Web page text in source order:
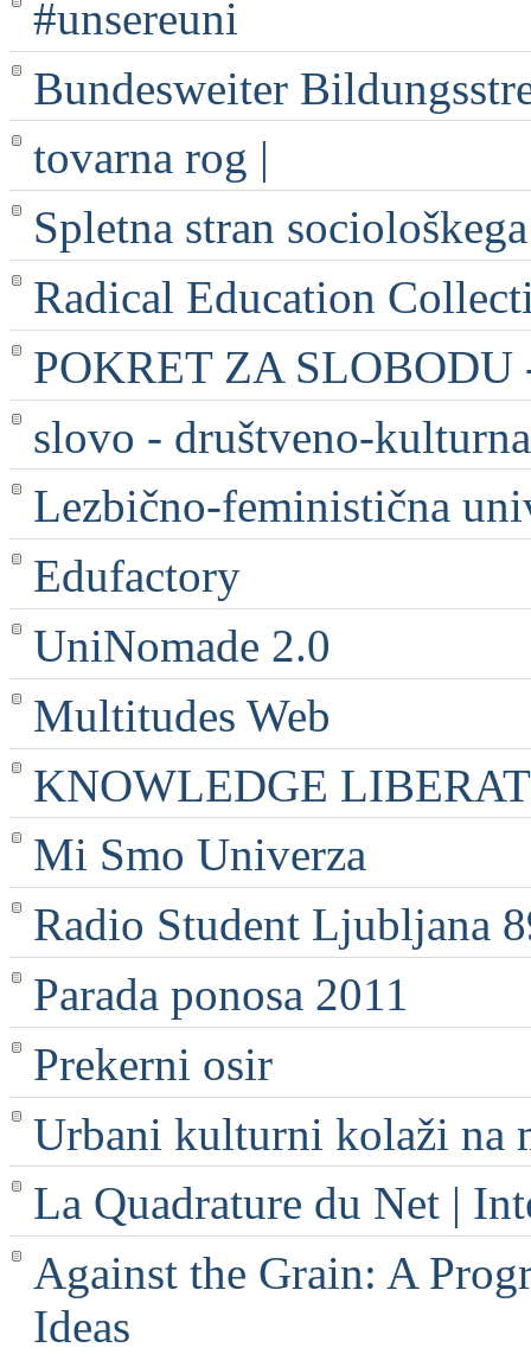
#unsereuni
Bundesweiter
tovarna rog |
Spletna stran
Radical Education
POKRET ZA SLOBODU
slovo - društveno-
Lezbično-feministična
Edufactory
UniNomade 2.0
Multitudes Web
KNOWLEDGE
Mi Smo Univerza
Radio Student Ljubljana
Parada ponosa 2011
Prekerni osir
Urbani kulturni kolaži na
La Quadrature du Net |
Against the Grain: A
Ideas